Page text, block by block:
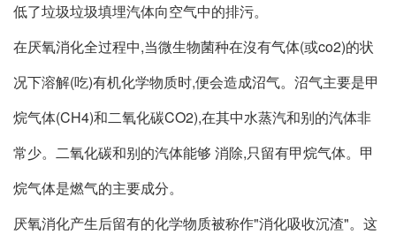
低了垃圾垃圾填埋汽体向空气中的排污。
在厌氧消化全过程中,当微生物菌种在沒有气体(或co2)的状
况下溶解(吃)有机化学物质时,便会造成沼气。沼气主要是甲
烷气体(CH4)和二氧化碳CO2),在其中水蒸汽和别的汽体非
常少。二氧化碳和别的汽体能够 消除,只留有甲烷气体。甲
烷气体是燃气的主要成分。
厌氧消化产生后留有的化学物质被称作"消化吸收沉渣"。这